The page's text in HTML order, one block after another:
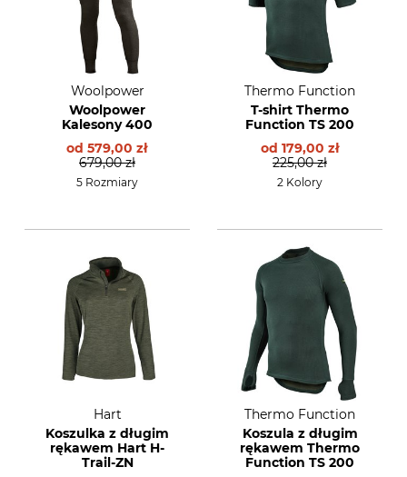
Woolpower
Woolpower
Kalesony 400
od 579,00 zł
679,00 zł
5 Rozmiary
Thermo Function
T-shirt Thermo
Function TS 200
od 179,00 zł
225,00 zł
2 Kolory
Hart
Koszulka z długim
rękawem Hart H-
Trail-ZN
Thermo Function
Koszula z długim
rękawem Thermo
Function TS 200